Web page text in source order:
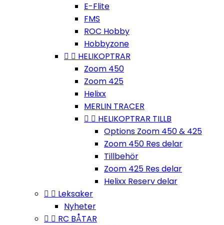
E-Flite
FMS
ROC Hobby
Hobbyzone
  HELIKOPTRAR
Zoom 450
Zoom 425
Helixx
MERLIN TRACER
  HELIKOPTRAR TILLB
Options Zoom 450 & 425
Zoom 450 Res delar
Tillbehör
Zoom 425 Res delar
Helixx Reserv delar
  Leksaker
Nyheter
  RC BÅTAR